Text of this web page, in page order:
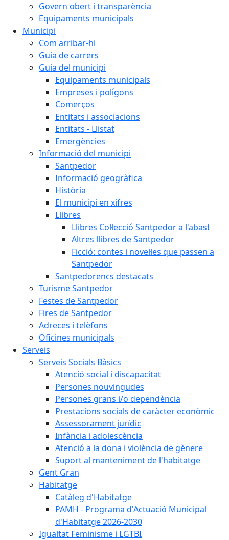
Govern obert i transparència
Equipaments municipals
Municipi
Com arribar-hi
Guia de carrers
Guia del municipi
Equipaments municipals
Empreses i polígons
Comerços
Entitats i associacions
Entitats - Llistat
Emergències
Informació del municipi
Santpedor
Informació geogràfica
Història
El municipi en xifres
Llibres
Llibres Col·lecció Santpedor a l'abast
Altres llibres de Santpedor
Ficció: contes i novel·les que passen a
Santpedor
Santpedorencs destacats
Turisme Santpedor
Festes de Santpedor
Fires de Santpedor
Adreces i telèfons
Oficines municipals
Serveis
Serveis Socials Bàsics
Atenció social i discapacitat
Persones nouvingudes
Persones grans i/o dependència
Prestacions socials de caràcter econòmic
Assessorament jurídic
Infància i adolescència
Atenció a la dona i violència de gènere
Suport al manteniment de l'habitatge
Gent Gran
Habitatge
Catàleg d'Habitatge
PAMH - Programa d'Actuació Municipal
d'Habitatge 2026-2030
Igualtat Feminisme i LGTBI